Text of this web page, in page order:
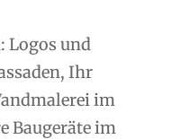
Logos und
Ihr
im
Baugeräte im